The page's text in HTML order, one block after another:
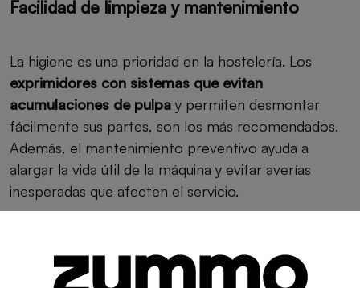
Facilidad de limpieza y mantenimiento
La higiene es una prioridad en la hostelería. Los
exprimidores con sistemas que evitan
acumulaciones de pulpa y permiten desmontar
fácilmente sus partes, son los más recomendados.
Además, el mantenimiento preventivo ayuda a
alargar la vida útil de la máquina y evitar averías
inesperadas que afecten el servicio.